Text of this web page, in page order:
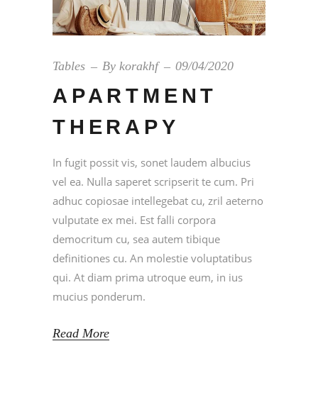
Tables By korakhf 09/04/2020
APARTMENT
THERAPY
In fugit possit vis, sonet laudem albucius
vel ea. Nulla saperet scripserit te cum. Pri
adhuc copiosae intellegebat cu, zril aeterno
vulputate ex mei. Est falli corpora
democritum cu, sea autem tibique
definitiones cu. An molestie voluptatibus
qui. At diam prima utroque eum, in ius
mucius ponderum.
Read More